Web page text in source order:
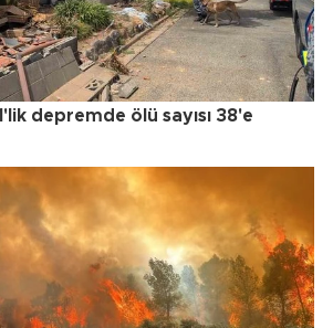
depremde ölü sayısı 38'e